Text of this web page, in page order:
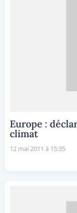
Europe :
climat
12 mai 2011 à 15:35